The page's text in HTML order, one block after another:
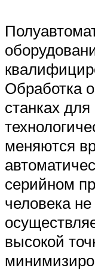
Обработка
станках
меняются
серийном
человека
высокой